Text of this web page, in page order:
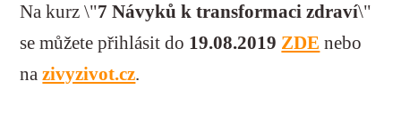
Na kurz \"7 Návyků k transformaci zdraví\"
se můžete přihlásit do 19.08.2019 ZDE nebo
nazivyzivot.cz.